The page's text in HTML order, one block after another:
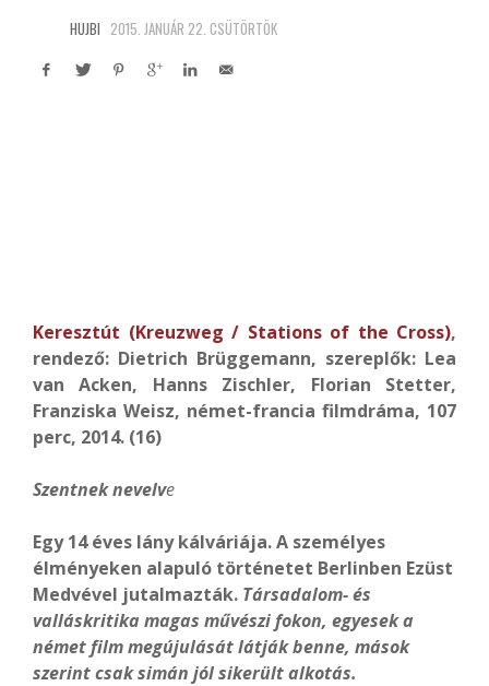
HUJBI 2015. JANUÁR 22. CSÜTÖRTÖK
Keresztút (Kreuzweg / Stations of the Cross),
rendező: Dietrich Brüggemann, szereplők: Lea
van Acken, Hanns Zischler, Florian Stetter,
Franziska Weisz, német-francia filmdráma, 107
perc, 2014. (16)
Szentnek nevelve
Egy 14 éves lány kálváriája. A személyes
élményeken alapuló történetet Berlinben Ezüst
Medvével jutalmazták. Társadalom- és
valláskritika magas művészi fokon, egyesek a
német film megújulását látják benne, mások
szerint csak simán jól sikerült alkotás.